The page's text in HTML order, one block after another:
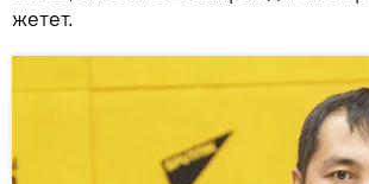
жетет.